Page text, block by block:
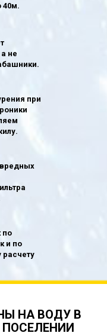
40м.
не
при
по
и по
расчету
НА ВОДУ В